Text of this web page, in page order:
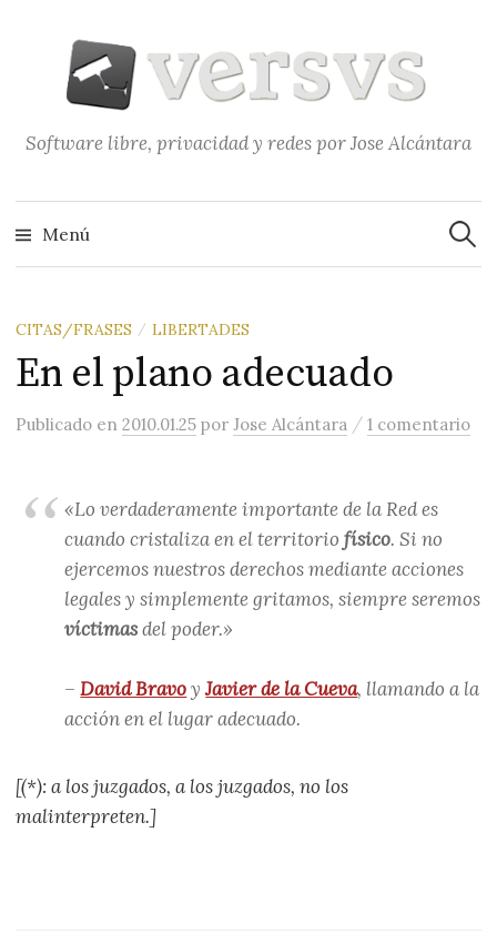
contenido
Software libre, privacidad y redes por Jose Alcántara
Menú
CITAS/FRASES / LIBERTADES
En el plano adecuado
Publicado en2010.01.25 porJose Alcántara /1 comentario
«Lo verdaderamente importante de la Red es
cuando cristaliza en el territoriofísico. Si no
ejercemos nuestros derechos mediante acciones
legales y simplemente gritamos, siempre seremos
víctimasdel poder.»
–David BravoyJavier de la Cueva, llamando a la
acción en el lugar adecuado.
[(*): a los juzgados, a los juzgados, no los
malinterpreten.]